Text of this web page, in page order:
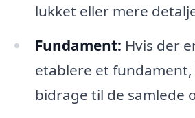
lukket eller mere
Fundament: Hvis der
etablere et
bidrage til de samlede